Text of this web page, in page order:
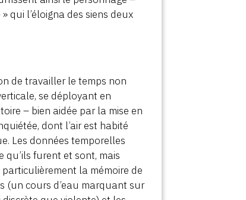
qui l’éloigna des siens deux
de travailler le temps non
se déployant en
– bien aidée par la mise en
dont l’air est habité
Les données temporelles
qu’ils furent et sont, mais
la mémoire de
(un cours d’eau marquant sur